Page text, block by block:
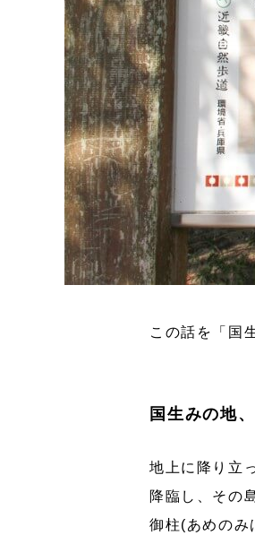
この話を「国
国生みの地
地上に降り立
降臨し、その
御柱(あめのみ